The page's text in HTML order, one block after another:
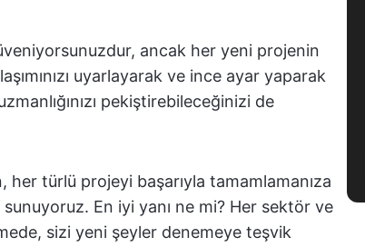
ancak her yeni projenin
uyarlayarak ve ince ayar yaparak
pekiştirebileceğinizi de
türlü projeyi başarıyla tamamlamanıza
En iyi yanı ne mi? Her sektör ve
sizi yeni şeyler denemeye teşvik